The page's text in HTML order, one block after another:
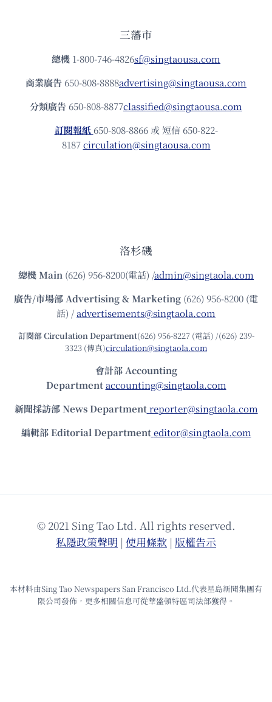
三藩市
總機 1-800-746-4826sf@singtaousa.com
商業廣告 650-808-8888advertising@singtaousa.com
分類廣告 650-808-8877classified@singtaousa.com
訂閱報紙 650-808-8866 或 短信 650-822-
8187circulation@singtaousa.com
洛杉磯
總機Main (626) 956-8200(電話) /admin@singtaola.com
廣告/市場部Advertising & Marketing (626) 956-8200 (電
話) /advertisements@singtaola.com
訂閱部 Circulation Department(626) 956-8227 (電話) /(626) 239-
3323 (傳真)circulation@singtaola.com
會計部 Accounting
Department accounting@singtaola.com
新聞採訪部 News Department reporter@singtaola.com
編輯部 Editorial Department editor@singtaola.com
© 2021 Sing Tao Ltd. All rights reserved.
私隱政策聲明 | 使⽤條款 | 版權告⽰
本材料由Sing Tao Newspapers San Francisco Ltd.代表星島新聞集團有
限公司發佈，更多相關信息可從華盛頓特區司法部獲得。